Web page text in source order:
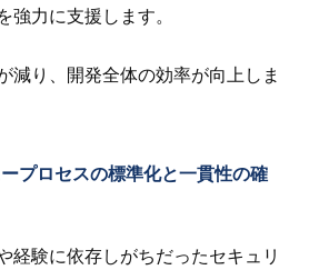
強力に支援します。
減り、開発全体の効率が向上しま
プロセスの標準化と一貫性の確
経験に依存しがちだったセキュリ